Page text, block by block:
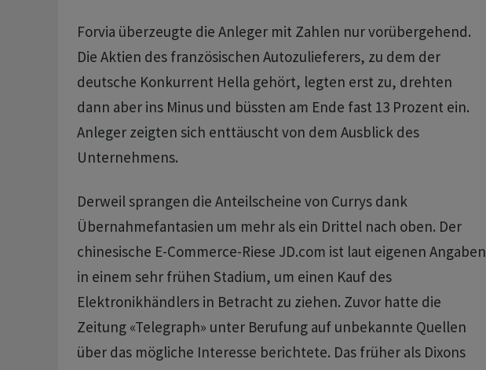
Forvia überzeugte die Anleger mit Zahlen nur vorübergehend.
Die Aktien des französischen Autozulieferers, zu dem der
deutsche Konkurrent Hella gehört, legten erst zu, drehten
dann aber ins Minus und büssten am Ende fast 13 Prozent ein.
Anleger zeigten sich enttäuscht von dem Ausblick des
Unternehmens.
Derweil sprangen die Anteilscheine von Currys dank
Übernahmefantasien um mehr als ein Drittel nach oben. Der
chinesische E-Commerce-Riese JD.com ist laut eigenen Angaben
in einem sehr frühen Stadium, um einen Kauf des
Elektronikhändlers in Betracht zu ziehen. Zuvor hatte die
Zeitung «Telegraph» unter Berufung auf unbekannte Quellen
über das mögliche Interesse berichtete. Das früher als Dixons